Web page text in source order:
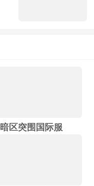
暗区突围国际服